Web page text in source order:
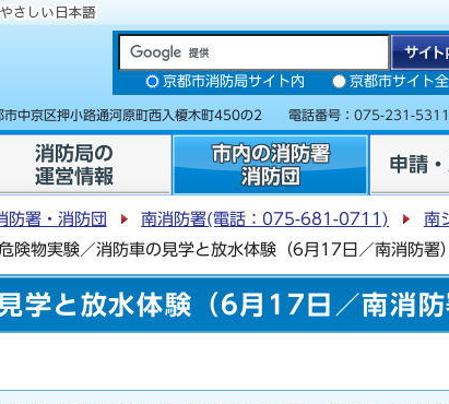
京都市消防局サイト内 京都市サイト
中京区押小路通河原町西入榎木町450の2 電話番号： 075-231-5311
消防局の
運営情報
市内の消防署
消防団
申請
防署・消防団 南消防署(電話：075-681-0711)
南
険物実験／消防車の見学と放水体験（6月17日／南消防署）
学と放水体験（6月17日／南消防